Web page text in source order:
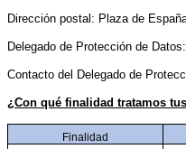
Dirección postal: Plaza de
Delegado de Protección de
Contacto del Delegado de
¿Con qué finalidad tratamos
Finalidad